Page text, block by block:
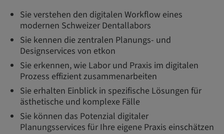
​​Sie verstehen den digitalen Workflow eines
modernen Schweizer Dentallabors
Sie kennen die zentralen Planungs- und
Designservices von etkon
Sie erkennen, wie Labor und Praxis im digitalen
Prozess effizient zusammenarbeiten
Sie erhalten Einblick in spezifische Lösungen für
ästhetische und komplexe Fälle
Sie können das Potenzial digitaler
Planungsservices für Ihre eigene Praxis einschätzen​